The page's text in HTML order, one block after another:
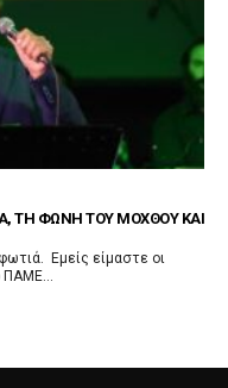
ΤΗ ΦΩΝΉ ΤΟΥ ΜΌΧΘΟΥ ΚΑΙ
οι